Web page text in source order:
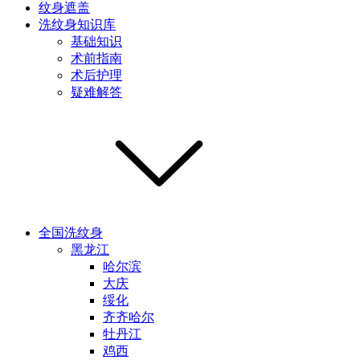
纹身遮盖
洗纹身知识库
基础知识
术前指南
术后护理
疑难解答
全国洗纹身
黑龙江
哈尔滨
大庆
绥化
齐齐哈尔
牡丹江
鸡西